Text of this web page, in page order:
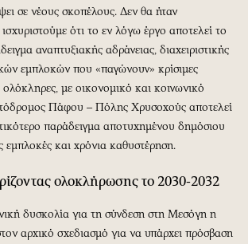
σε νέους σκοπέλους. Δεν θα ήταν
ότι το εν λόγω έργο αποτελεί το
αναπτυξιακής αδράνειας, διαχειριστικής
εμπλοκών που «παγώνουν» κρίσιμες
ολόκληρες, με οικονομικό και κοινωνικό
Πάφου – Πόλης Χρυσοχούς αποτελεί
παράδειγμα αποτυχημένου δημόσιου
εμπλοκές και χρόνια καθυστέρηση.
ολοκλήρωσης το 2030-2032
δυσκολία για τη σύνδεση στη Μεσόγη η
αρχικό σχεδιασμό για να υπάρχει πρόσβαση